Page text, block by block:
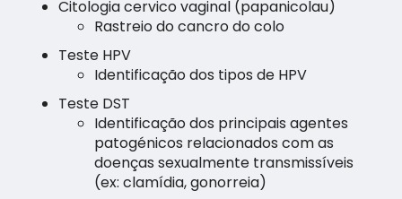
Citologia cervico vaginal (papanicolau)
Rastreio do cancro do colo
Teste HPV
Identificação dos tipos de HPV
Teste DST
Identificação dos principais agentes
patogénicos relacionados com as
doenças sexualmente transmissíveis
(ex: clamídia, gonorreia)